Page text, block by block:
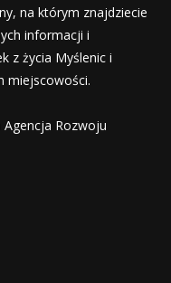
na którym znajdziecie
informacji i
z życia Myślenic i
miejscowości.
Agencja Rozwoju